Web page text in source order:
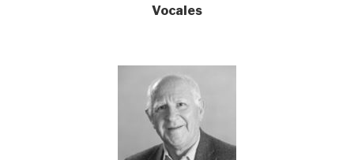
Vocales